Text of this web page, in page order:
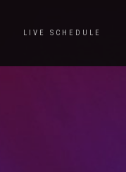
LIVE SCHEDULE